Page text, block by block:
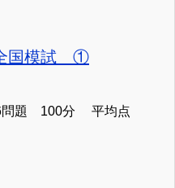
国模試 ①
題 100分 平均点